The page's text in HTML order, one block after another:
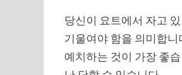
당신이 요트에서 자고
기울여야 함을 의미합
예치하는 것이 가장 좋